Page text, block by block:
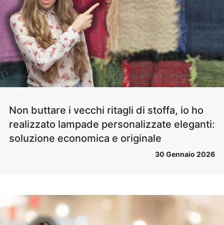
Non buttare i vecchi ritagli di stoffa, io ho
realizzato lampade personalizzate eleganti:
soluzione economica e originale
30 Gennaio 2026